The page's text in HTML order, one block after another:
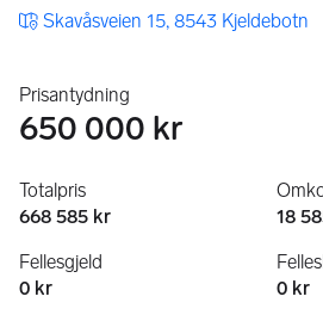
Skavåsveien 15, 8543 Kjeldebotn
Prisantydning
650 000 kr
Totalpris
668 585 kr
18
Fellesgjeld
0 kr
0 kr